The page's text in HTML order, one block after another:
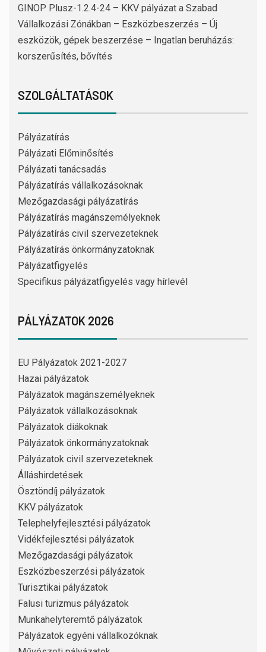
GINOP Plusz-1.2.4-24 – KKV pályázat a Szabad
Vállalkozási Zónákban – Eszközbeszerzés – Új
eszközök, gépek beszerzése – Ingatlan beruházás:
korszerűsítés, bővítés
SZOLGÁLTATÁSOK
Pályázatírás
Pályázati Előminősítés
Pályázati tanácsadás
Pályázatírás vállalkozásoknak
Mezőgazdasági pályázatírás
Pályázatírás magánszemélyeknek
Pályázatírás civil szervezeteknek
Pályázatírás önkormányzatoknak
Pályázatfigyelés
Specifikus pályázatfigyelés vagy hírlevél
PÁLYÁZATOK 2026
EU Pályázatok 2021-2027
Hazai pályázatok
Pályázatok magánszemélyeknek
Pályázatok vállalkozásoknak
Pályázatok diákoknak
Pályázatok önkormányzatoknak
Pályázatok civil szervezeteknek
Álláshirdetések
Ösztöndíj pályázatok
KKV pályázatok
Telephelyfejlesztési pályázatok
Vidékfejlesztési pályázatok
Mezőgazdasági pályázatok
Eszközbeszerzési pályázatok
Turisztikai pályázatok
Falusi turizmus pályázatok
Munkahelyteremtő pályázatok
Pályázatok egyéni vállalkozóknak